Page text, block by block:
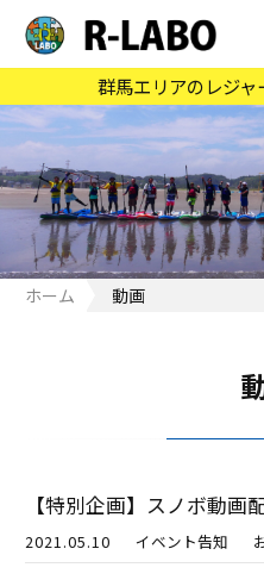
群馬エリアのレジ
ホーム 動画
【特別企画】スノボ動画
2021.05.10 イベント告知